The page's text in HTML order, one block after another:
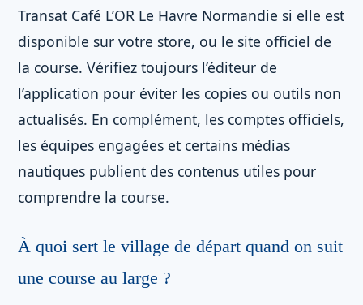
Transat Café L’OR Le Havre Normandie si elle est
disponible sur votre store, ou le site officiel de
la course. Vérifiez toujours l’éditeur de
l’application pour éviter les copies ou outils non
actualisés. En complément, les comptes officiels,
les équipes engagées et certains médias
nautiques publient des contenus utiles pour
comprendre la course.
À quoi sert le village de départ quand on suit
une course au large ?